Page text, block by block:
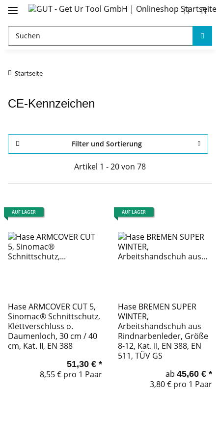
Startseite
CE-Kennzeichen
Filter und Sortierung
Artikel 1 - 20 von 78
AUF LAGER
Hase ARMCOVER CUT 5,
Sinomac® Schnittschutz,
Klettverschluss o.
Daumenloch, 30 cm / 40
cm, Kat. II, EN 388
51,30 € *
8,55 € pro 1 Paar
AUF LAGER
Hase BREMEN SUPER
WINTER,
Arbeitshandschuh aus
Rindnarbenleder, Größe
8-12, Kat. II, EN 388, EN
511, TÜV GS
ab 45,60 € *
3,80 € pro 1 Paar